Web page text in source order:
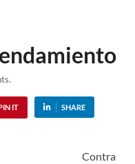
IT SHARE
Contra